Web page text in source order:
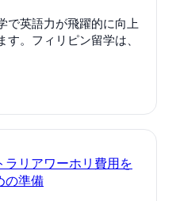
で英語力が飛躍的に向上
。フィリピン留学は、